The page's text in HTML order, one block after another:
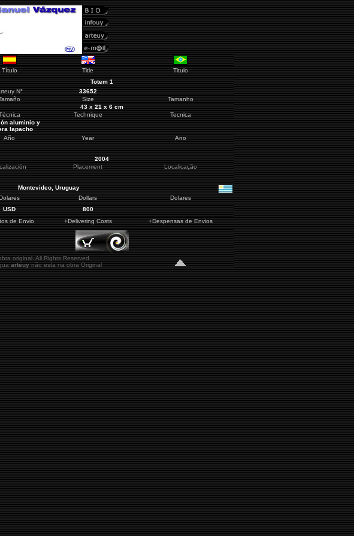
Título Title
Titulo
Totem 1
N°
33652
Size
Tamanho
43 x 21 x 6 cm
Technique
Tecnica
aluminio y
lapacho
Año
Year Ano
2004
Placement Localicação
Montevideo, Uruguay
Dollars
Dolares
USD
800
de Envio
+Delivering Costs +Despensas de Envios
original.All Rights Reserved.
arteuynão esta na obra Original